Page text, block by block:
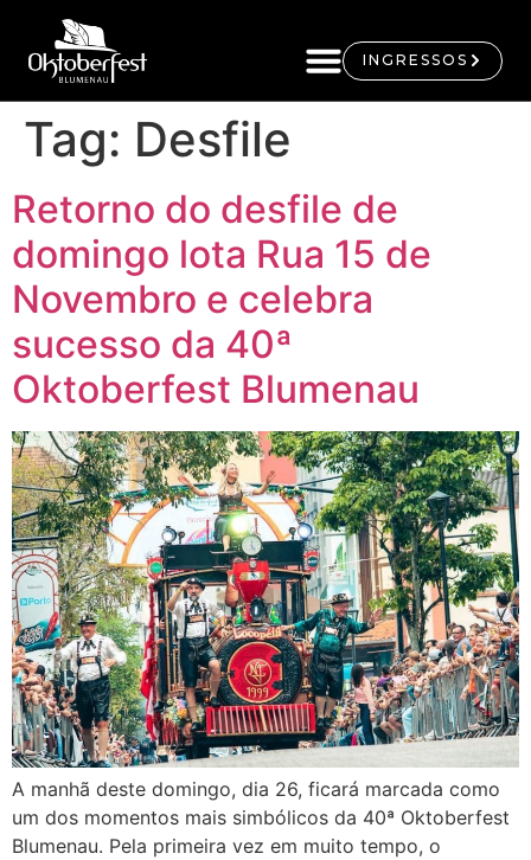
INGRESSOS
Tag: Desfile
Retorno do desfile de
domingo lota Rua 15 de
Novembro e celebra
sucesso da 40ª
Oktoberfest Blumenau
A manhã deste domingo, dia 26, ficará marcada como
um dos momentos mais simbólicos da 40ª Oktoberfest
Blumenau. Pela primeira vez em muito tempo, o